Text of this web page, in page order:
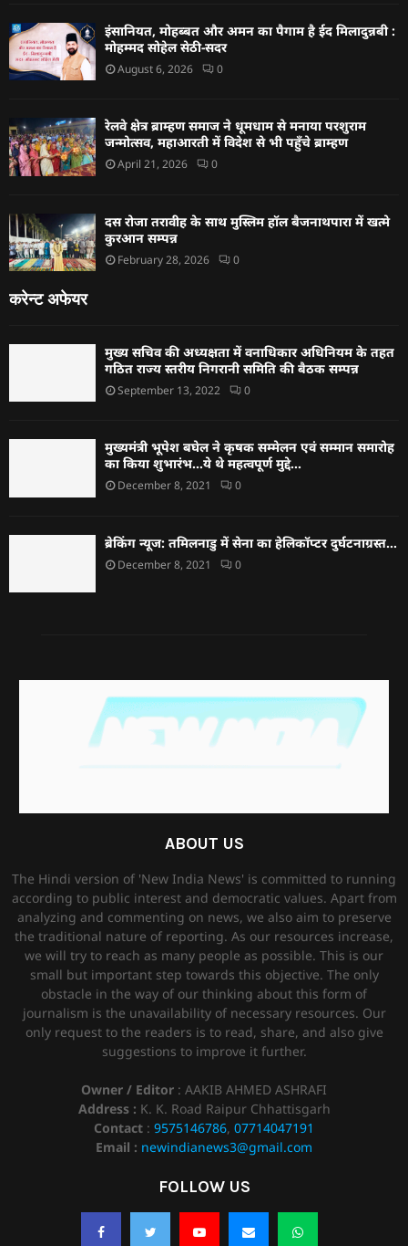
इंसानियत, मोहब्बत और अमन का पैगाम है ईद मिलादुन्नबी :
मोहम्मद सोहेल सेठी-सदर
August 6, 2026 0
रेलवे क्षेत्र ब्राम्हण समाज ने धूमधाम से मनाया परशुराम
जन्मोत्सव, महाआरती में विदेश से भी पहुँचे ब्राम्हण
April 21, 2026 0
दस रोजा तरावीह के साथ मुस्लिम हॉल बैजनाथपारा में खत्मे
कुरआन सम्पन्न
February 28, 2026 0
करेन्ट अफेयर
मुख्य सचिव की अध्यक्षता में वनाधिकार अधिनियम के तहत
गठित राज्य स्तरीय निगरानी समिति की बैठक सम्पन्न
September 13, 2022 0
मुख्यमंत्री भूपेश बघेल ने कृषक सम्मेलन एवं सम्मान समारोह
का किया शुभारंभ…ये थे महत्वपूर्ण मुद्दे…
December 8, 2021 0
ब्रेकिंग न्यूज: तमिलनाडु में सेना का हेलिकॉप्टर दुर्घटनाग्रस्त…
December 8, 2021 0
ABOUT US
The Hindi version of 'New India News' is committed to running
according to public interest and democratic values. Apart from
analyzing and commenting on news, we also aim to preserve
the traditional nature of reporting. As our resources increase,
we will try to reach as many people as possible. This is our
small but important step towards this objective. The only
obstacle in the way of our thinking about this form of
journalism is the unavailability of necessary resources. Our
only request to the readers is to read, share, and also give
suggestions to improve it further.
Owner / Editor : AAKIB AHMED ASHRAFI
Address : K. K. Road Raipur Chhattisgarh
Contact : 9575146786, 07714047191
Email : newindianews3@gmail.com
FOLLOW US